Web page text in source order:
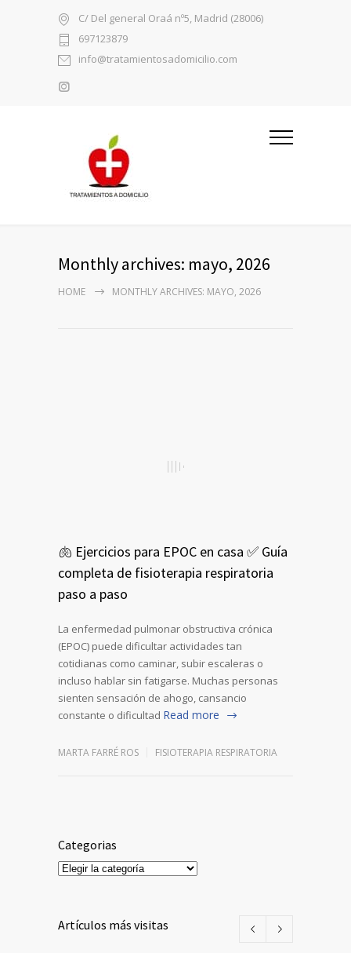
C/ Del general Oraá nº5, Madrid (28006)
697123879
info@tratamientosadomicilio.com
Monthly archives: mayo, 2026
HOME MONTHLY ARCHIVES: MAYO, 2026
🫁 Ejercicios para EPOC en casa ✅ Guía
completa de fisioterapia respiratoria
paso a paso
La enfermedad pulmonar obstructiva crónica
(EPOC) puede dificultar actividades tan
cotidianas como caminar, subir escaleras o
incluso hablar sin fatigarse. Muchas personas
sienten sensación de ahogo, cansancio
constante o dificultad Read more
MARTA FARRÉ ROS FISIOTERAPIA RESPIRATORIA
Categorias
Categorias
Artículos más visitas